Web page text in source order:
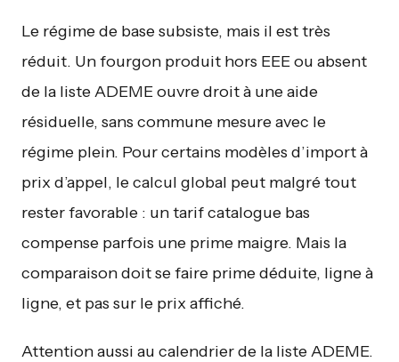
Le régime de base subsiste, mais il est très
réduit. Un fourgon produit hors EEE ou absent
de la liste ADEME ouvre droit à une aide
résiduelle, sans commune mesure avec le
régime plein. Pour certains modèles d’import à
prix d’appel, le calcul global peut malgré tout
rester favorable : un tarif catalogue bas
compense parfois une prime maigre. Mais la
comparaison doit se faire prime déduite, ligne à
ligne, et pas sur le prix affiché.
Attention aussi au calendrier de la liste ADEME.